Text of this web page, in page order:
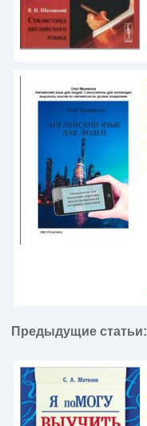
Предыдущие статьи: